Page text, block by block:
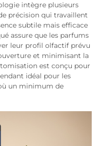
intègre plusieurs
précision qui travaillent
subtile mais efficace
assure que les parfums
leur profil olfactif prévu
et minimisant la
est conçu pour
idéal pour les
un minimum de